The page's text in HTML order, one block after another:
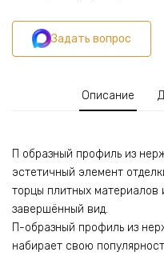
сталь,
Чёрный
Задать вопрос
Описание
П образный профиль из
эстетичный элемент
торцы плитных материалов
завершённый вид.
П-образный профиль из
набирает свою